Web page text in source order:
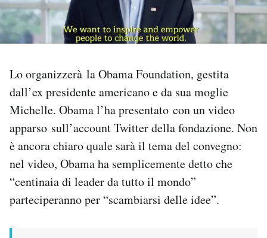
NEWSLETTER
I MIEI PREFERITI
SHOP
CALENDARIO
Lo organizzerà la Obama Foundation, gestita
dall’ex presidente americano e da sua moglie
Michelle. Obama l’ha presentato con un video
apparso sull’account Twitter della fondazione. Non
è ancora chiaro quale sarà il tema del convegno:
nel video, Obama ha semplicemente detto che
“centinaia di leader da tutto il mondo”
parteciperanno per “scambiarsi delle idee”.